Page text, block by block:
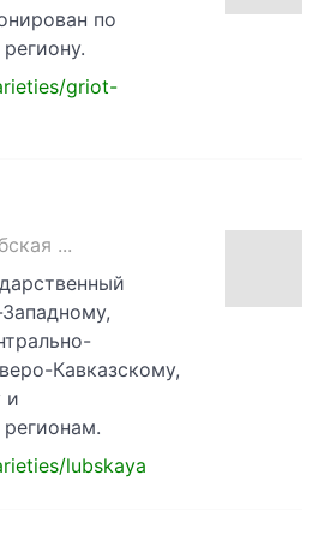
по
региону.
griot-
...
Кавказскому,
и
регионам.
lubskaya